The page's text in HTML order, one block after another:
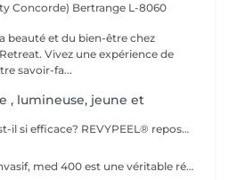
Concorde) Bertrange L-8060
beauté et du bien-être chez
Vivez une expérience de
savoir-fa...
, lumineuse, jeune et
Pourquoi REVYPEEL® est-il si efficace? REVYPEEL® repose sur une combinaison exclusive de trois acides aux actions complémentaires : Des Résultats Visibles et Durables Effet "peau neuve" : Exfoliation contrôlée pour une texture affínée, un teint éclatant et uniformisé. Anti-âge : Stimulation de la production de collagène pour une peau ferme et repulpée. Anti-imperfections : Réduction des rides, cicatrices d'acné et pores dilatés. Éclaircissant : Diminution des taches pigmentaires et prévention des récidives. 3. Adapté à Tous les Types de Peau , REVYPEEL® s'adapte à chaque besoin : Version LOW : Pour une exfoliation douce, idéale pour les peaux sensibles ou en entretien. 4. Sécurité et Confort Contrôle optimal :pas de risques d'irritation ou de rougeurs. Contrairement aux peelings agressifs, REVYPEEL® offre une récupération rapide
Véritable bio lifting non invasif, med 400 est une véritable révolution dans le domaine de l'esthétique. Combinant la diathermologie et la diathermo-concentration, cette technique va complètement régénérer la peau, raffermir les muscles faciaux, vascularisé les tissus profonds, ré oxygéner les tissus du visage, traiter le relâchement, les rides faciales et le cou. Le traitement va débarrasser la peau de toutes ses impuretés. Puis,la sonophorèse, innovation agissant comme une mésothérapie sans aiguilles, va permettre la pénétration de tous les actifs. Les résultats sont visibles dès la première séance. Cure de 6 soins - Prix 1100